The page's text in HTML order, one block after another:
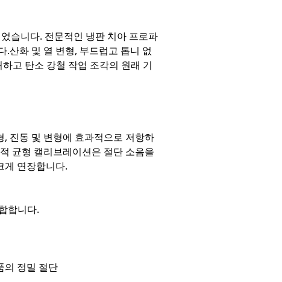
습니다. 전문적인 냉판 치아 프로파
.산화 및 열 변형, 부드럽고 톱니 없
고 탄소 강철 작업 조각의 원래 기
진동 및 변형에 효과적으로 저항하
균형 캘리브레이션은 절단 소음을
게 연장합니다.
합니다.
의 정밀 절단